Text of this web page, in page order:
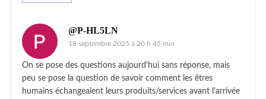
@P-HL5LN
18 septembre 2025 à 20 h 45 min
On se pose des questions aujourd'hui sans réponse, mais
peu se pose la question de savoir comment les êtres
humains échangeaient leurs produits/services avant l'arrivée